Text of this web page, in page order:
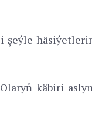
şeýle
käbiri